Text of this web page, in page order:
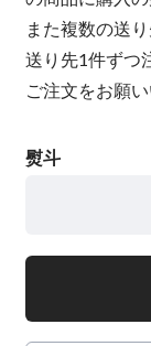
また複数の送
送り先1件ずつ
ご注文をお願い
熨斗